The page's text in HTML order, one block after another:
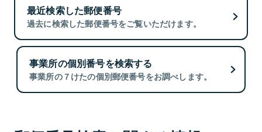
最近検索した郵便番号
過去に検索した郵便番号をご覧いただけます。
事業所の個別番号を検索する
事業所の７けたの個別郵便番号をお調べします。